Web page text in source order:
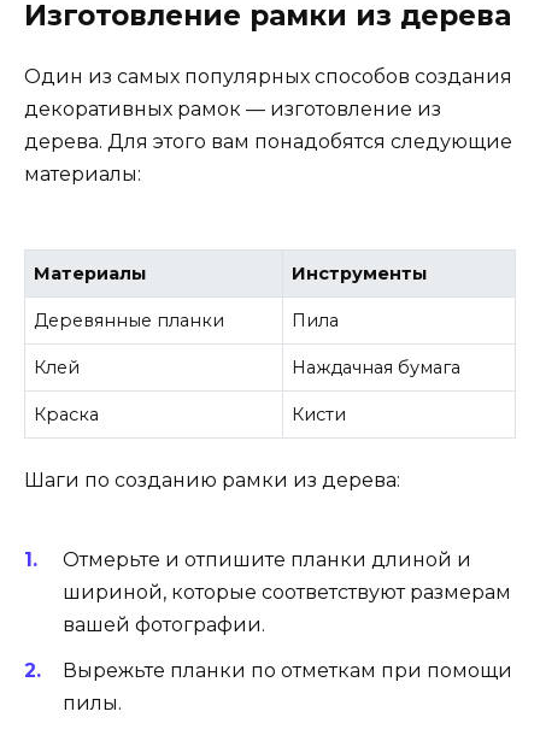
Изготовление рамки из дерева
Один из самых популярных способов создания
декоративных рамок — изготовление из
дерева. Для этого вам понадобятся следующие
материалы:
Материалы Инструменты
Деревянные планки Пила
Клей Наждачная бумага
Краска Кисти
Шаги по созданию рамки из дерева:
Отмерьте и отпишите планки длиной и
шириной, которые соответствуют размерам
вашей фотографии.
Вырежьте планки по отметкам при помощи
пилы.